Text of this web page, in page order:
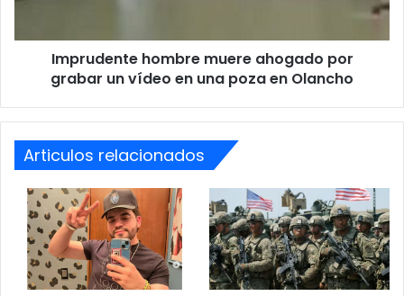
en
Imprudente hombre muere ahogado por
grabar un vídeo en una poza en Olancho
Articulos relacionados